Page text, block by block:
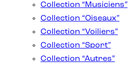
Collection “Musiciens”
Collection “Oiseaux”
Collection “Voiliers”
Collection “Sport”
Collection “Autres”